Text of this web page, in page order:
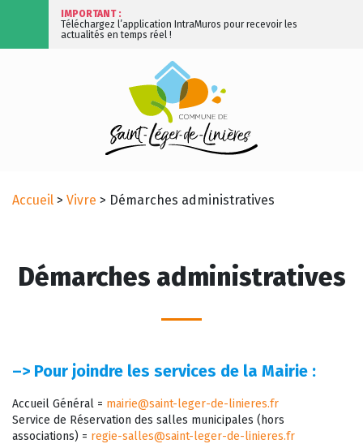
IMPORTANT :
Téléchargez l’application IntraMuros pour recevoir les
actualités en temps réel !
Accueil > Vivre > Démarches administratives
Démarches administratives
–> Pour joindre les services de la Mairie :
Accueil Général = mairie@saint-leger-de-linieres.fr
Service de Réservation des salles municipales (hors
associations) = regie-salles@saint-leger-de-linieres.fr